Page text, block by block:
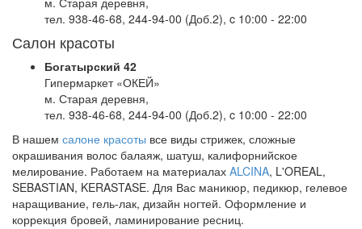
тел. 938-46-68, 244-94-00 (Доб.2), c 10:00 - 22:00
Салон красоты
Богатырский 42
Гипермаркет «ОКЕЙ»
м. Старая деревня,
тел. 938-46-68, 244-94-00 (Доб.2), c 10:00 - 22:00
В нашем салоне красоты все виды стрижек, сложные
окрашивания волос балаяж, шатуш, калифорнийское
мелирование. Работаем на материалах ALCINA, L'OREAL,
SEBASTIAN, KERASTASE. Для Вас маникюр, педикюр, гелевое
наращивание, гель-лак, дизайн ногтей. Оформление и
коррекция бровей, ламинирование ресниц.